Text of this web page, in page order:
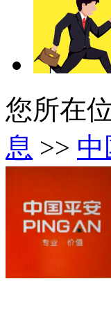
您所在
息 >>